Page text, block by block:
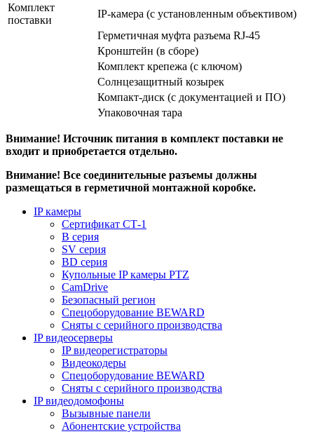
Комплект
поставки
IP-камера (с установленным объективом)
Герметичная муфта разъема RJ-45
Кронштейн (в сборе)
Комплект крепежа (с ключом)
Солнцезащитный козырек
Компакт-диск (с документацией и ПО)
Упаковочная тара
Внимание! Источник питания в комплект поставки не
входит и приобретается отдельно.
Внимание! Все соединительные разъемы должны
размещаться в герметичной монтажной коробке.
IP камеры
Сертификат СТ-1
B серия
SV серия
BD серия
Купольные IP камеры PTZ
CamDrive
Безопасный регион
Спецоборудование BEWARD
Сняты с серийного производства
IP видеосерверы
IP видеорегистраторы
Видеокодеры
Спецоборудование BEWARD
Сняты с серийного производства
IP видеодомофоны
Вызывные панели
Абонентские устройства